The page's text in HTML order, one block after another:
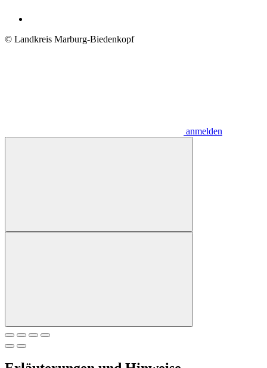
© Landkreis Marburg-Biedenkopf
anmelden